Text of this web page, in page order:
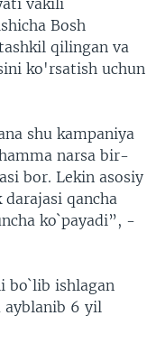
vakili
Bosh
qilingan va
ko'rsatish uchun
shu kampaniya
narsa bir-
bor. Lekin asosiy
darajasi qancha
ko`payadi”, -
bo`lib ishlagan
ayblanib 6 yil